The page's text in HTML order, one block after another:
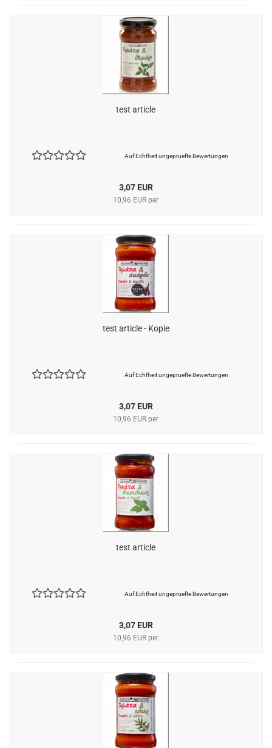
test article
Auf Echtheit ungepruefte Bewertungen
3,07 EUR
10,96 EUR per
test article - Kopie
Auf Echtheit ungepruefte Bewertungen
3,07 EUR
10,96 EUR per
test article
Auf Echtheit ungepruefte Bewertungen
3,07 EUR
10,96 EUR per